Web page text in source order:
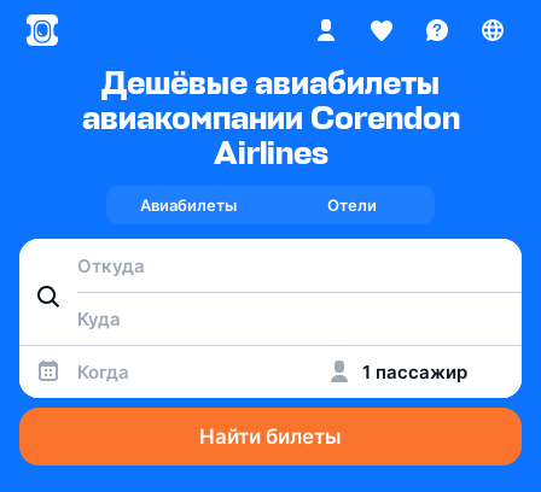
Дешёвые авиабилеты
авиакомпании Corendon
Airlines
Авиабилеты Отели
Когда 1 пассажир
Найти билеты